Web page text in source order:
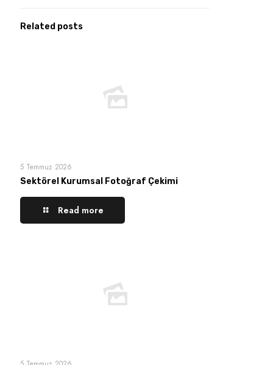
Related posts
5 Temmuz 2026
Sektörel Kurumsal Fotoğraf Çekimi
Read more